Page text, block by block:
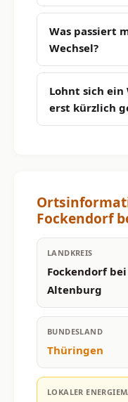
Was passiert
Wechsel?
Lohnt sich ein
erst kürzlich
Fockendorf
LANDKREIS
Fockendorf bei
Altenburg
BUNDESLAND
Thüringen
LOKALER